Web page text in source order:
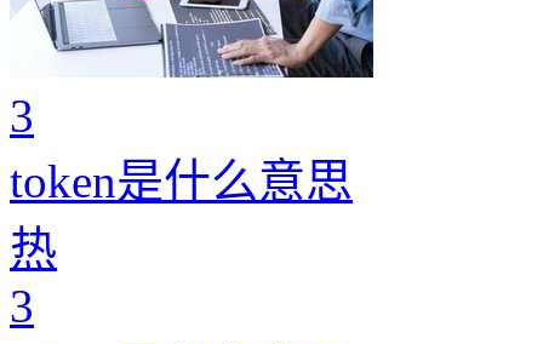
3
token是什么意思
热
3